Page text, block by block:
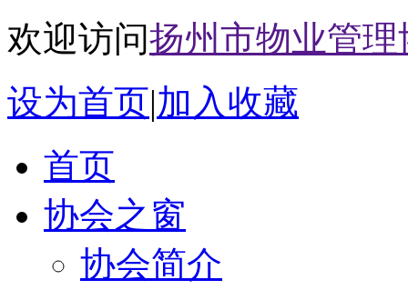
欢迎访问扬州市物业管理
设为首页|加入收藏
首页
协会之窗
协会简介